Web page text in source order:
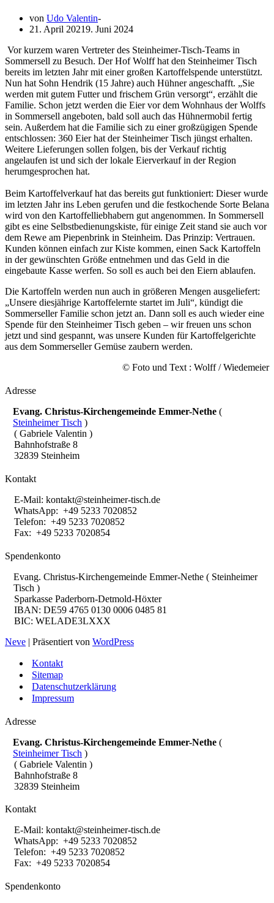
von Udo Valentin
21. April 20219. Juni 2024
Vor kurzem waren Vertreter des Steinheimer-Tisch-Teams in
Sommersell zu Besuch. Der Hof Wolff hat den Steinheimer Tisch
bereits im letzten Jahr mit einer großen Kartoffelspende unterstützt.
Nun hat Sohn Hendrik (15 Jahre) auch Hühner angeschafft. „Sie
werden mit gutem Futter und frischem Grün versorgt“, erzählt die
Familie. Schon jetzt werden die Eier vor dem Wohnhaus der Wolffs
in Sommersell angeboten, bald soll auch das Hühnermobil fertig
sein. Außerdem hat die Familie sich zu einer großzügigen Spende
entschlossen: 360 Eier hat der Steinheimer Tisch jüngst erhalten.
Weitere Lieferungen sollen folgen, bis der Verkauf richtig
angelaufen ist und sich der lokale Eierverkauf in der Region
herumgesprochen hat.
Beim Kartoffelverkauf hat das bereits gut funktioniert: Dieser wurde
im letzten Jahr ins Leben gerufen und die festkochende Sorte Belana
wird von den Kartoffelliebhabern gut angenommen. In Sommersell
gibt es eine Selbstbedienungskiste, für einige Zeit stand sie auch vor
dem Rewe am Piepenbrink in Steinheim. Das Prinzip: Vertrauen.
Kunden können einfach zur Kiste kommen, einen Sack Kartoffeln
in der gewünschten Größe entnehmen und das Geld in die
eingebaute Kasse werfen. So soll es auch bei den Eiern ablaufen.
Die Kartoffeln werden nun auch in größeren Mengen ausgeliefert:
„Unsere diesjährige Kartoffelernte startet im Juli“, kündigt die
Sommerseller Familie schon jetzt an. Dann soll es auch wieder eine
Spende für den Steinheimer Tisch geben – wir freuen uns schon
jetzt und sind gespannt, was unsere Kunden für Kartoffelgerichte
aus dem Sommerseller Gemüse zaubern werden.
© Foto und Text : Wolff / Wiedemeier
Adresse
Evang. Christus-Kirchengemeinde Emmer-Nethe (
Steinheimer Tisch )
( Gabriele Valentin )
Bahnhofstraße 8
32839 Steinheim
Kontakt
E-Mail: kontakt@steinheimer-tisch.de
WhatsApp: +49 5233 7020852
Telefon: +49 5233 7020852
Fax: +49 5233 7020854
Spendenkonto
Evang. Christus-Kirchengemeinde Emmer-Nethe ( Steinheimer
Tisch )
Sparkasse Paderborn-Detmold-Höxter
IBAN: DE59 4765 0130 0006 0485 81
BIC: WELADE3LXXX
Neve | Präsentiert von WordPress
Kontakt
Sitemap
Datenschutzerklärung
Impressum
Adresse
Evang. Christus-Kirchengemeinde Emmer-Nethe (
Steinheimer Tisch )
( Gabriele Valentin )
Bahnhofstraße 8
32839 Steinheim
Kontakt
E-Mail: kontakt@steinheimer-tisch.de
WhatsApp: +49 5233 7020852
Telefon: +49 5233 7020852
Fax: +49 5233 7020854
Spendenkonto